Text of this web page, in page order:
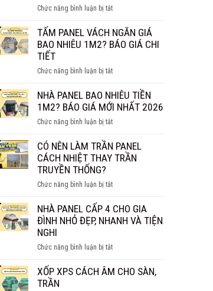
Chức năng bình luận bị tắtở
BÔNG
KHOÁNG
THỰC
CHỐNG
CHÁY
HIỆU
TẤM PANEL VÁCH NGĂN GIÁ
BAO NHIÊU 1M2? BÁO GIÁ CHI
TIẾT
Chức năng bình luận bị tắtở
PANEL
VÁCH
GIÁ
NHIÊU
1M2?
GIÁ
TIẾT
NHÀ PANEL BAO NHIÊU TIỀN
1M2? BÁO GIÁ MỚI NHẤT 2026
Chức năng bình luận bị tắtở
PANEL
BAO
1M2?
GIÁ
MỚI
2026
CÓ NÊN LÀM TRẦN PANEL
CÁCH NHIỆT THAY TRẦN
TRUYỀN THỐNG?
Chức năng bình luận bị tắtở
NÊN
LÀM
CÁCH
THAY
NHÀ PANEL CẤP 4 CHO GIA
ĐÌNH NHỎ ĐẸP, NHANH VÀ TIỆN
NGHI
Chức năng bình luận bị tắtở
PANEL
XỐP XPS CÁCH ÂM CHO SÀN,
TRẦN